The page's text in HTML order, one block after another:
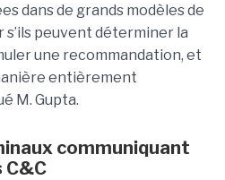
dans de grands modèles de
s’ils peuvent déterminer la
une recommandation, et
entièrement
M. Gupta.
communiquant
C&C